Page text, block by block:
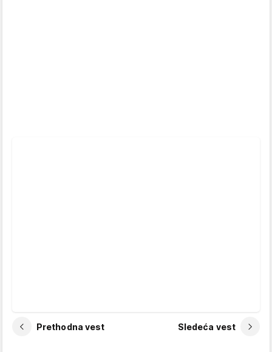
Prethodna vest Sledeća vest